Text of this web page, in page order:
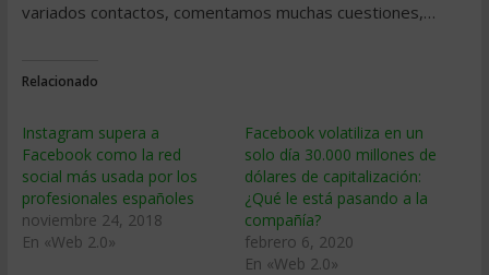
variados contactos, comentamos muchas cuestiones,…
Relacionado
Instagram supera a
Facebook como la red
social más usada por los
profesionales españoles
noviembre 24, 2018
En «Web 2.0»
Facebook volatiliza en un
solo día 30.000 millones de
dólares de capitalización:
¿Qué le está pasando a la
compañía?
febrero 6, 2020
En «Web 2.0»